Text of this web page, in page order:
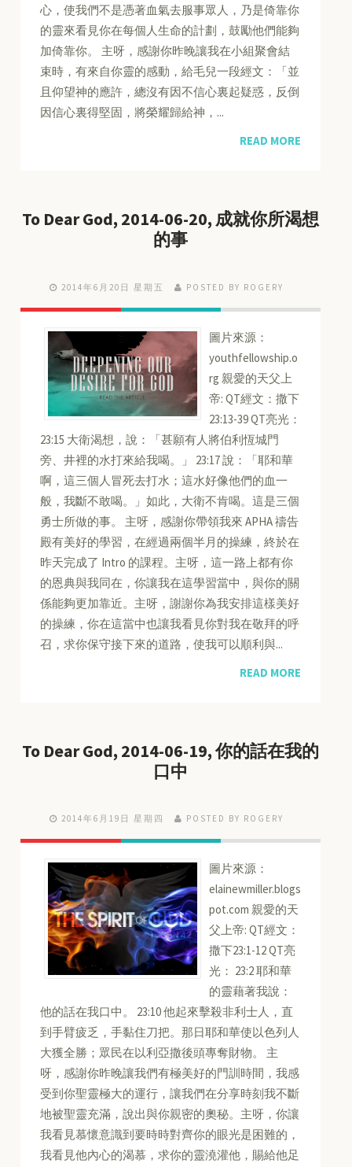
心，使我們不是憑著血氣去服事眾人，乃是倚靠你
的靈來看見你在每個人生命的計劃，鼓勵他們能夠
加倚靠你。 主呀，感謝你昨晚讓我在小組聚會結
束時，有來自你靈的感動，給毛兒一段經文：「並
且仰望神的應許，總沒有因不信心裏起疑惑，反倒
因信心裏得堅固，將榮耀歸給神，...
READ MORE
To Dear God, 2014-06-20, 成就你所渴想
的事
2014年6月20日 星期五 POSTED BY ROGERY
圖片來源：
youthfellowship.o
rg 親愛的天父上
帝: QT經文：撒下
23:13-39 QT亮光：
23:15 大衛渴想，說：「甚願有人將伯利恆城門
旁、井裡的水打來給我喝。」 23:17 說：「耶和華
啊，這三個人冒死去打水；這水好像他們的血一
般，我斷不敢喝。」如此，大衛不肯喝。這是三個
勇士所做的事。 主呀，感謝你帶領我來 APHA 禱告
殿有美好的學習，在經過兩個半月的操練，終於在
昨天完成了 Intro 的課程。主呀，這一路上都有你
的恩典與我同在，你讓我在這學習當中，與你的關
係能夠更加靠近。主呀，謝謝你為我安排這樣美好
的操練，你在這當中也讓我看見你對我在敬拜的呼
召，求你保守接下來的道路，使我可以順利與...
READ MORE
To Dear God, 2014-06-19, 你的話在我的
口中
2014年6月19日 星期四 POSTED BY ROGERY
圖片來源：
elainewmiller.blogs
pot.com 親愛的天
父上帝: QT經文：
撒下23:1-12 QT亮
光： 23:2 耶和華
的靈藉著我說：
他的話在我口中。 23:10 他起來擊殺非利士人，直
到手臂疲乏，手黏住刀把。那日耶和華使以色列人
大獲全勝；眾民在以利亞撒後頭專奪財物。 主
呀，感謝你昨晚讓我們有極美好的門訓時間，我感
受到你聖靈極大的運行，讓我們在分享時刻我不斷
地被聖靈充滿，說出與你親密的奧秘。主呀，你讓
我看見慕懷意識到要時時對齊你的眼光是困難的，
我看見他內心的渴慕，求你的靈澆灌他，賜給他足